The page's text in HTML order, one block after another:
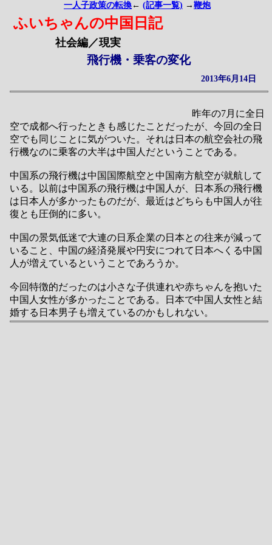
一人子政策の転換 ← (記事一覧) → 鞭炮
ふいちゃんの中国日記
社会編／現実
飛行機・乗客の変化
2013年6月14日
昨年の7月に全日
空で成都へ行ったときも感じたことだったが、今回の全日
空でも同じことに気がついた。それは日本の航空会社の飛
行機なのに乗客の大半は中国人だということである。
中国系の飛行機は中国国際航空と中国南方航空が就航して
いる。以前は中国系の飛行機は中国人が、日本系の飛行機
は日本人が多かったものだが、最近はどちらも中国人が往
復とも圧倒的に多い。
中国の景気低迷で大連の日系企業の日本との往来が減って
いること、中国の経済発展や円安につれて日本へくる中国
人が増えているということであろうか。
今回特徴的だったのは小さな子供連れや赤ちゃんを抱いた
中国人女性が多かったことである。日本で中国人女性と結
婚する日本男子も増えているのかもしれない。